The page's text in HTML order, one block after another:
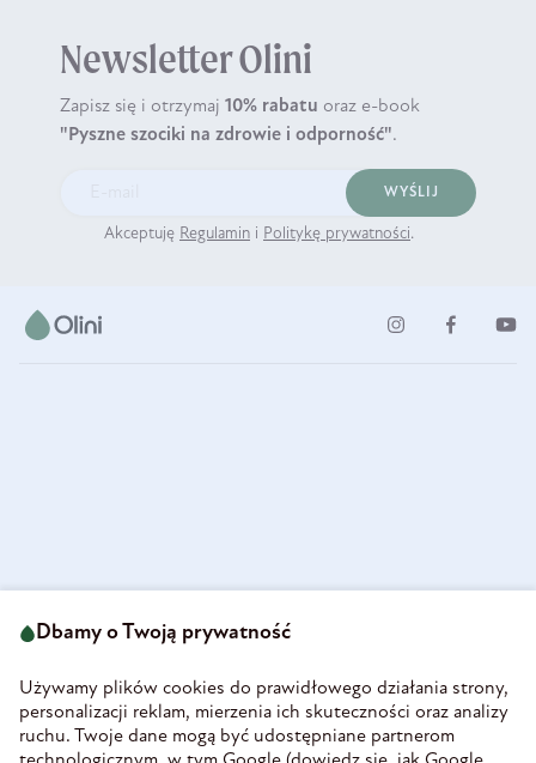
Newsletter Olini
Zapisz się i otrzymaj 10% rabatu oraz e-book
"Pyszne szociki na zdrowie i odporność".
WYŚLIJ
Akceptuję Regulamin i Politykę prywatności.
58-160 Świebodzice
REGON 890213034
INFORMACJE
Dbamy o Twoją prywatność
Używamy plików cookies do prawidłowego działania strony,
personalizacji reklam, mierzenia ich skuteczności oraz analizy
ruchu. Twoje dane mogą być udostępniane partnerom